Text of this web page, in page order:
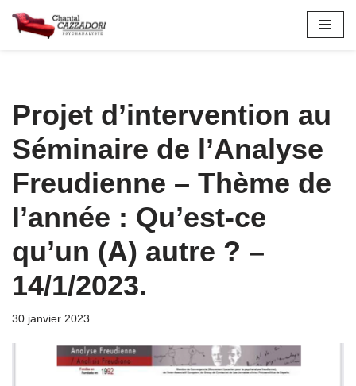
Projet d’intervention au
Séminaire de l’Analyse
Freudienne – Thème de
l’année : Qu’est-ce
qu’un (A) autre ? –
14/1/2023.
30 janvier 2023